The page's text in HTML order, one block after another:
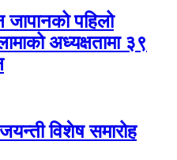
पहिलो
अध्यक्षतामा ३९
विशेष समारोह